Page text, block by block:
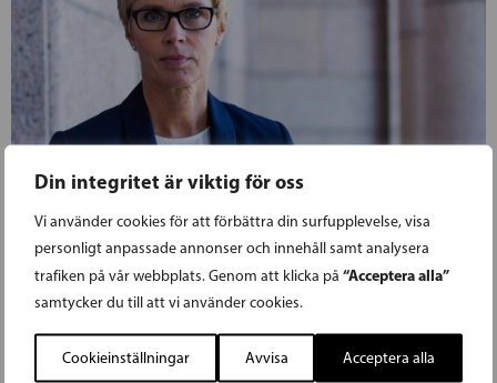
Din integritet är viktig för oss
Vi använder cookies för att förbättra din surfupplevelse, visa
personligt anpassade annonser och innehåll samt analysera
trafiken på vår webbplats. Genom att klicka på “Acceptera alla”
samtycker du till att vi använder cookies.
Cookieinställningar Avvisa Acceptera alla
15.03.2019